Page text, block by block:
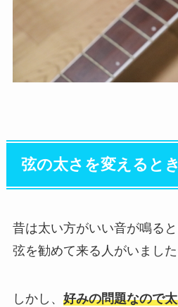
弦の太さを変えると
昔は太い方がいい音が鳴る
弦を勧めて来る人がいました
しかし、 好みの問題なので